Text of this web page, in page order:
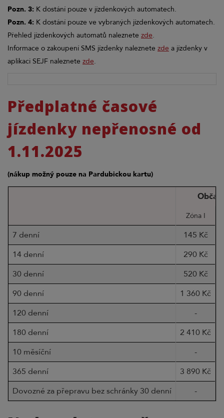
Pozn. 3: K dostání pouze v jízdenkových automatech.
Pozn. 4: K dostání pouze ve vybraných jízdenkových automatech.
Přehled jízdenkových automatů naleznete zde.
Informace o zakoupení SMS jízdenky naleznete zde a jízdenky v
aplikaci SEJF naleznete zde.
Předplatné časové
jízdenky nepřenosné od
1.11.2025
(nákup možný pouze na Pardubickou kartu)
Zóna I
7 denní 145 Kč
14 denní
290 Kč
30 denní
520 Kč
90 denní
1 360 Kč
120 denní
-
180 denní
2 410 Kč
10 měsíční
-
365 denní
3 890 Kč
Dovozné za přepravu bez schránky 30 denní
-